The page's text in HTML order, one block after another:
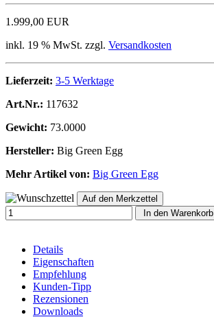
1.999,00 EUR
inkl. 19 % MwSt. zzgl. Versandkosten
Lieferzeit: 3-5 Werktage
Art.Nr.: 117632
Gewicht: 73.0000
Hersteller: Big Green Egg
Mehr Artikel von: Big Green Egg
In den Warenkorb
Details
Eigenschaften
Empfehlung
Kunden-Tipp
Rezensionen
Downloads